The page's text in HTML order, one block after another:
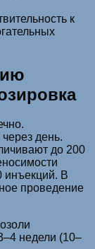
к
день.
до 200
инъекций. В
проведение
недели (10–